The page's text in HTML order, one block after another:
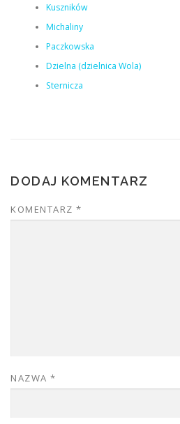
Kuszników
Michaliny
Paczkowska
Dzielna (dzielnica Wola)
Sternicza
DODAJ KOMENTARZ
KOMENTARZ *
NAZWA *